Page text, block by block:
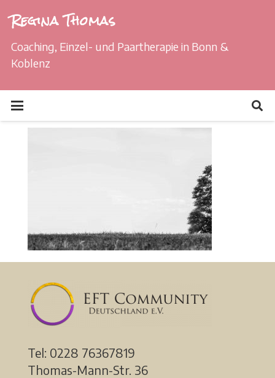
Regina Thomas
Coaching, Einzel- und Paartherapie in Bonn &
Koblenz
Tel: 0228 76367819
Thomas-Mann-Str. 36